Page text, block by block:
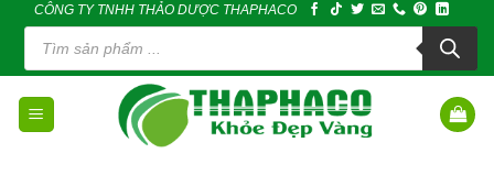
content
CÔNG TY TNHH THẢO DƯỢC THAPHACO
Tìm
kiếm
phẩm